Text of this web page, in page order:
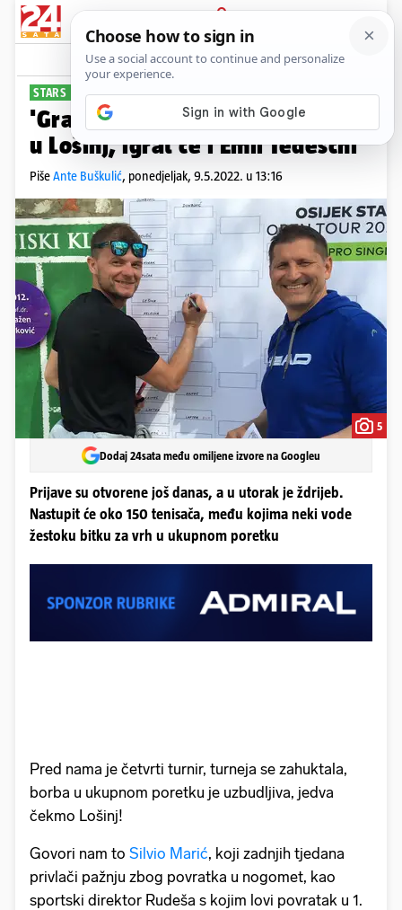
PRIJAVA
Sport Komentari
STARS OPEN TOUR
'Grand Slam' rekreativaca stiže
u Lošinj, igrat će i Emil Tedeschi
PišeAnte Buškulić, ponedjeljak, 9.5.2022. u 13:16
5
Dodaj 24sata među omiljene izvore na Googleu
Prijave su otvorene još danas, a u utorak je ždrijeb.
Nastupit će oko 150 tenisača, među kojima neki vode
žestoku bitku za vrh u ukupnom poretku
Pred nama je četvrti turnir, turneja se zahuktala,
borba u ukupnom poretku je uzbudljiva, jedva
čekmo Lošinj!
Govori nam to Silvio Marić, koji zadnjih tjedana
privlači pažnju zbog povratka u nogomet, kao
sportski direktor Rudeša s kojim lovi povratak u 1.